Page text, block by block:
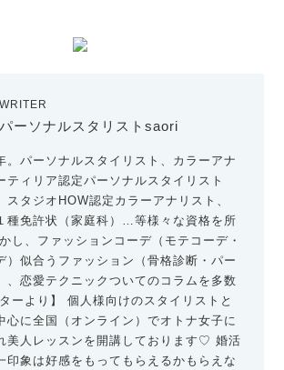
WRITER
パーソナルスタリストsaori
。パーソナルスタイリスト、カラーアナ
ティリア認定パーソナルスタイリスト
スタジオHOW認定カラーアナリスト、
種免許状（家庭科）…等様々な資格を所
し、ファッションコーデ（モテコーデ・
）似合うファッション（骨格診断・パー
、恋愛テクニックついてのコラムを多数
ーより】 個人様向けのスタイリストと
心に全国（オンライン）でオトナ女子に
美人レッスンを開講しております♡ 婚活
印象は好感をもってもらえるかもらえな